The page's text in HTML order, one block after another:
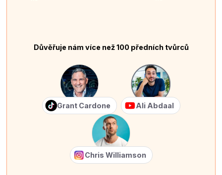
Důvěřuje nám více než 100 předních tvůrců
Grant Cardone Ali Abdaal
Chris Williamson